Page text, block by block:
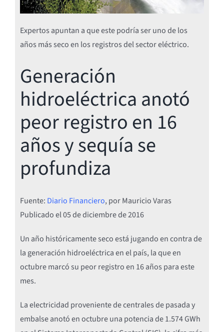
Expertos apuntan a que este podría ser uno de los
años más seco en los registros del sector eléctrico.
Generación
hidroeléctrica anotó
peor registro en 16
años y sequía se
profundiza
Fuente: Diario Financiero, por Mauricio Varas
Publicado el05 de diciembre de 2016
Un año históricamente seco está jugando en contra de
la generación hidroeléctrica en el país, la que en
octubre marcó su peor registro en 16 años para este
mes.
La electricidad proveniente de centrales de pasada y
embalse anotó en octubre una potencia de 1.574 GWh